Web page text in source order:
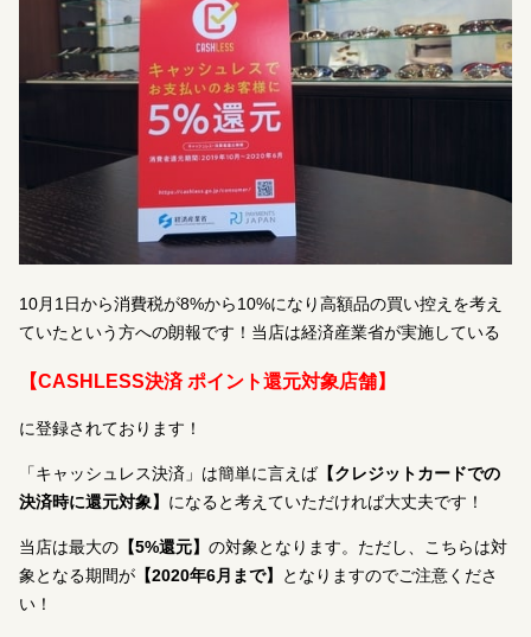
10月1日から消費税が8%から10%になり高額品の買い控えを考え
ていたという方への朗報です！当店は経済産業省が実施している
【CASHLESS決済 ポイント還元対象店舗】
に登録されております！
「キャッシュレス決済」は簡単に言えば【クレジットカードでの
決済時に還元対象】 になると考えていただければ大丈夫です！
当店は最大の 【5%還元】 の対象となります。ただし、こちらは対
象となる期間が 【2020年6月まで】
となりますのでご注意くださ
い！